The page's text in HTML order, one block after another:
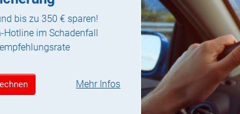
bis zu 350 € sparen!
Hotline im Schadenfall
Mehr Infos